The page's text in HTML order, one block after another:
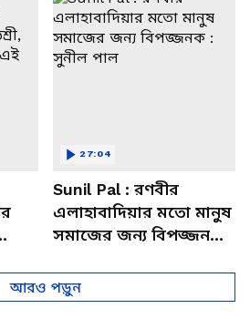
Sunil Pal : রণবীর
এলাহাবাদিয়ার মতো মানুষ
সমাজের জন্য বিপজ্জনক :
27:04
আরও পড়ুন